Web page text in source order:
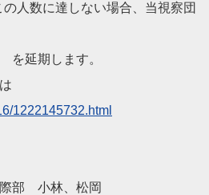
の人数に達しない場合、当視察団
す。
1222145732.html
際部 小林、松岡